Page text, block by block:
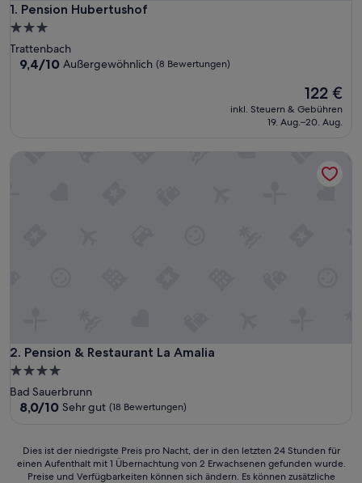
1. Pension Hubertushof
Pension Hubertushof
3.0-
Sterne-
Unterkunft
Trattenbach
9.4
9,4/10 Außergewöhnlich (8 Bewertungen)
Der
Preis
beträgt
122 €
inkl. Steuern & Gebühren
19. Aug.–20. Aug.
2. Pension & Restaurant La Amalia
Pension & Restaurant La Amalia
4.0-
Sterne-
Unterkunft
Bad Sauerbrunn
8.0
Sehr
gut,
(18
8,0/10 Sehr gut (18 Bewertungen)
Dies
ist
Dies ist der niedrigste Preis pro Nacht, der in den letzten 24 Stunden für
einen Aufenthalt mit 1 Übernachtung von 2 Erwachsenen gefunden wurde.
Preise und Verfügbarkeiten können sich ändern. Es können zusätzliche